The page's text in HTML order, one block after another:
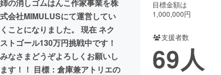
CAMPFIRE for Social Good
CAMPFIRE Creation
CAMPFIREふるさと納税 machi-ya コミュニティ
姉の消しゴムはんこ作家事業を株
式会社MIMULUSにて運営してい
くことになりました。 現在 ネク
ストゴール130万円挑戦中です！
みなさまどうぞよろしくお願いし
ます！！ 目標：倉庫兼アトリエの
目標金額は
1,000,000円
支援者数
69人